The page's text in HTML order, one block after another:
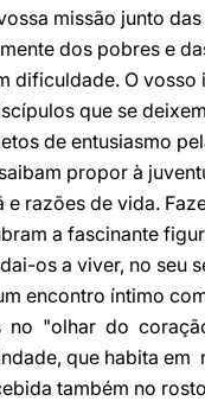
missão junto
dos pobres e
dificuldade. O vosso
que se
de entusiasmo
propor à
e razões de vida.
a fascinante
os a viver, no seu
encontro íntimo
no "olhar do
que habita
também no